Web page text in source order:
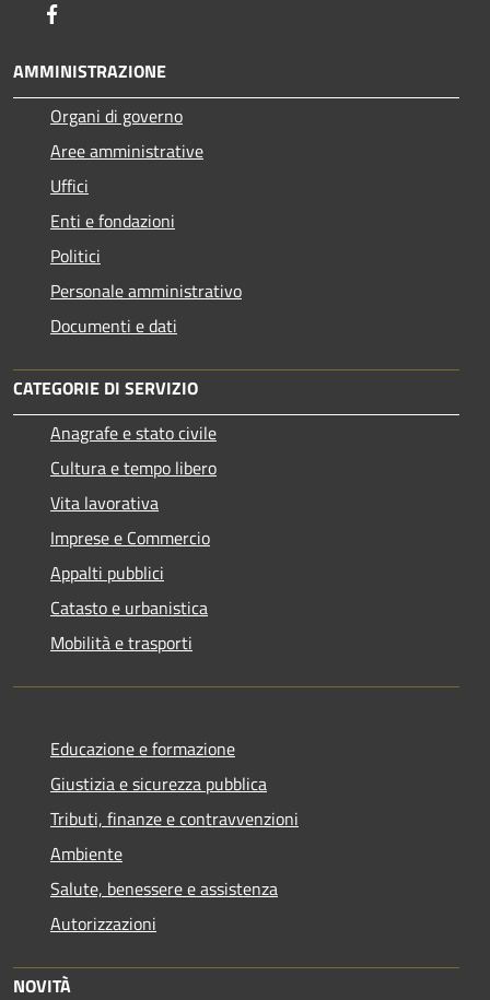
AMMINISTRAZIONE
Organi di governo
Aree amministrative
Uffici
Enti e fondazioni
Politici
Personale amministrativo
Documenti e dati
CATEGORIE DI SERVIZIO
Anagrafe e stato civile
Cultura e tempo libero
Vita lavorativa
Imprese e Commercio
Appalti pubblici
Catasto e urbanistica
Mobilità e trasporti
Educazione e formazione
Giustizia e sicurezza pubblica
Tributi, finanze e contravvenzioni
Ambiente
Salute, benessere e assistenza
Autorizzazioni
NOVITÀ